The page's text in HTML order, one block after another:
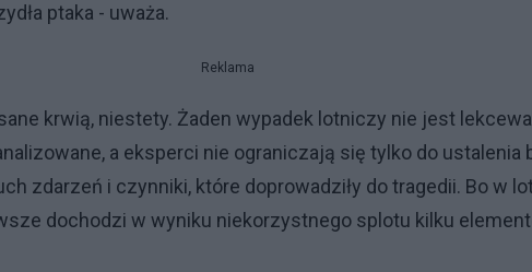
ptaka - uważa.
Reklama
krwią, niestety. Żaden wypadek lotniczy nie jest
a eksperci nie ograniczają się tylko do ustalenia
zdarzeń i czynniki, które doprowadziły do tragedii. Bo w
dochodzi w wyniku niekorzystnego splotu kilku